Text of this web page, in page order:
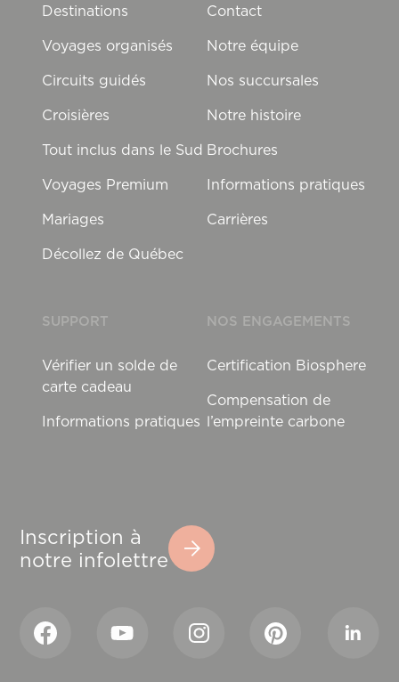
Destinations
Voyages organisés
Circuits guidés
Croisières
Tout inclus dans le Sud
Voyages Premium
Mariages
Décollez de Québec
Contact
Notre équipe
Nos succursales
Notre histoire
Brochures
Informations pratiques
Carrières
SUPPORT
Vérifier un solde de
carte cadeau
Informations pratiques
NOS ENGAGEMENTS
Certification Biosphere
Compensation de
l’empreinte carbone
Inscription à
notre infolettre